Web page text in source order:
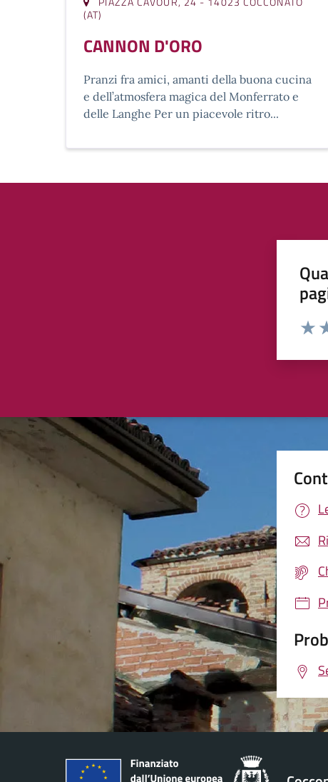
(AT)
CANNON D'ORO
Pranzi fra amici, amanti della buona cucina
e dell’atmosfera magica del Monferrato e
delle Langhe Per un piacevole ritro...
Valuta